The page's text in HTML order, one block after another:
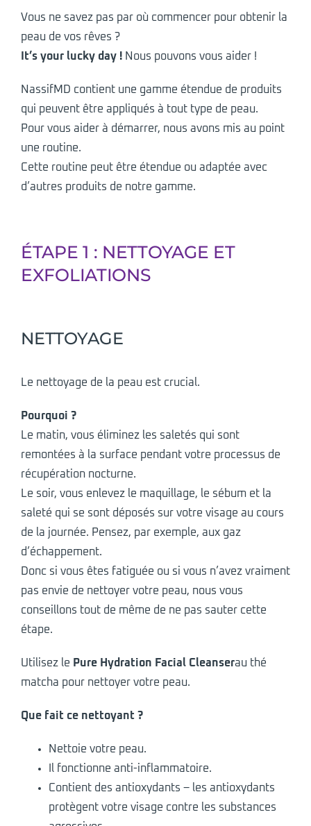
Vous ne savez pas par où commencer pour obtenir la
peau de vos rêves ?
It’s your lucky day !Nous pouvons vous aider !
NassifMD contient une gamme étendue de produits
qui peuvent être appliqués à tout type de peau.
Pour vous aider à démarrer, nous avons mis au point
une routine.
Cette routine peut être étendue ou adaptée avec
d’autres produits de notre gamme.
ÉTAPE 1 : NETTOYAGE ET
EXFOLIATIONS
NETTOYAGE
Le nettoyage de la peau est crucial.
Pourquoi ?
Le matin, vous éliminez les saletés qui sont
remontées à la surface pendant votre processus de
récupération nocturne.
Le soir, vous enlevez le maquillage, le sébum et la
saleté qui se sont déposés sur votre visage au cours
de la journée. Pensez, par exemple, aux gaz
d’échappement.
Donc si vous êtes fatiguée ou si vous n’avez vraiment
pas envie de nettoyer votre peau, nous vous
conseillons tout de même de ne pas sauter cette
étape.
Utilisez le Pure Hydration Facial Cleanserau thé
matcha pour nettoyer votre peau.
Que fait ce nettoyant ?
Nettoie votre peau.
Il fonctionne anti-inflammatoire.
Contient des antioxydants – les antioxydants
protègent votre visage contre les substances